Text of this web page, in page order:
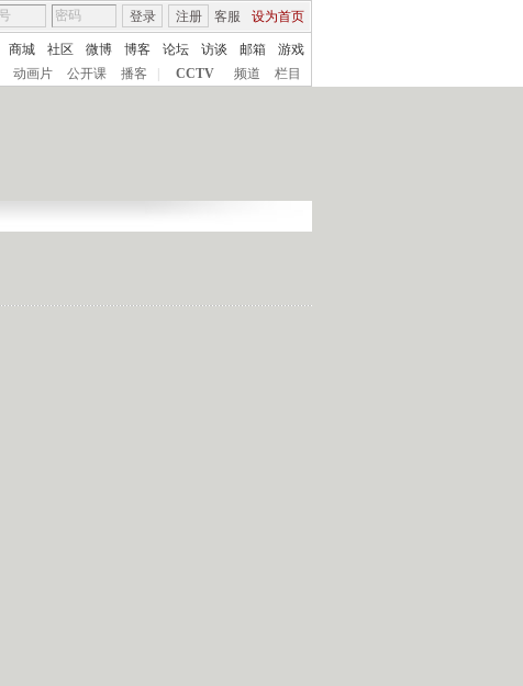
客服 设为首页
登录 注册
商城 社区 微博 博客 论坛 访谈 邮箱
游戏
动画片 公开课 播客 CCTV 频道 栏目